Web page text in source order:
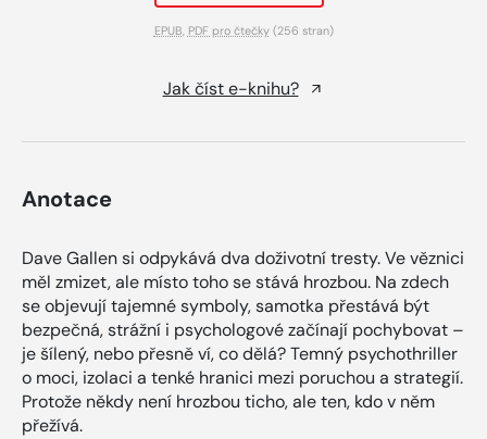
EPUB, PDF pro čtečky(256 stran)
Jak číst e-knihu?
Anotace
Dave Gallen si odpykává dva doživotní tresty. Ve věznici
měl zmizet, ale místo toho se stává hrozbou. Na zdech
se objevují tajemné symboly, samotka přestává být
bezpečná, strážní i psychologové začínají pochybovat –
je šílený, nebo přesně ví, co dělá? Temný psychothriller
o moci, izolaci a tenké hranici mezi poruchou a strategií.
Protože někdy není hrozbou ticho, ale ten, kdo v něm
přežívá.